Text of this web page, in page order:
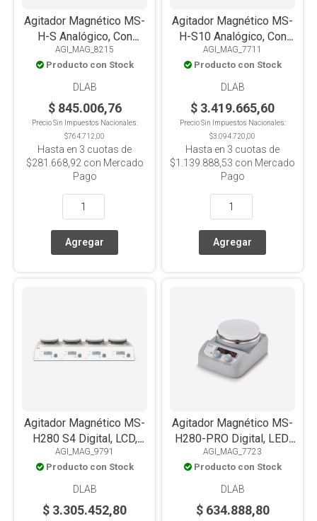
Agitador Magnético MS-
H-S Analógico, Con
Calefacción, Placa Acero
Inox+Cerámica, 20L
AGI_MAG_8215
Producto con Stock
DLAB
$ 845.006,76
Precio Sin Impuestos Nacionales:
$764.712,00
Hasta en 3 cuotas de
$281.668,92 con Mercado
Pago
Agitador Magnético MS-
H-S10 Analógico, Con
Calefacción, Placa Acero
Inox+Silicona, 10
Posiciones x0.4L c/u
AGI_MAG_7711
Producto con Stock
DLAB
$ 3.419.665,60
Precio Sin Impuestos Nacionales:
$3.094.720,00
Hasta en 3 cuotas de
$1.139.888,53 con Mercado
Pago
Agitador Magnético MS-
H280 S4 Digital, LCD,
Con Calefacción, 280°C,
Placa
Aluminio+Cerámica, 4
Posiciones x3L c/u
AGI_MAG_9791
Producto con Stock
DLAB
$ 3.305.452,80
Agitador Magnético MS-
H280-PRO Digital, LED,
Con Calefacción,
PT1000, Placa Acero
Inox+Cerámica, 3L
AGI_MAG_7723
Producto con Stock
DLAB
$ 634.888,80